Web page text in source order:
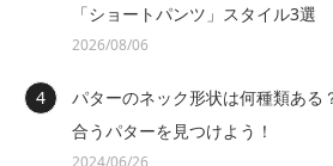
「ショートパンツ」スタイル3選
2026/08/06
パターのネック形状は何種類ある
合うパターを見つけよう！
2024/06/26